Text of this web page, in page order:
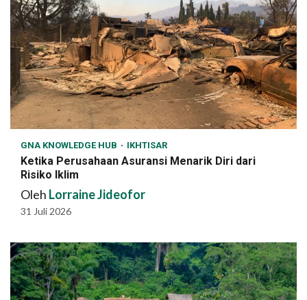
GNA KNOWLEDGE HUB IKHTISAR
Ketika Perusahaan Asuransi Menarik Diri dari
Risiko Iklim
Oleh Lorraine Jideofor
31 Juli 2026